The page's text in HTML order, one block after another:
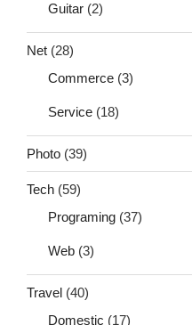
Guitar (2)
Net (28)
Commerce (3)
Service (18)
Photo (39)
Tech (59)
Programing (37)
Web (3)
Travel (40)
Domestic (17)